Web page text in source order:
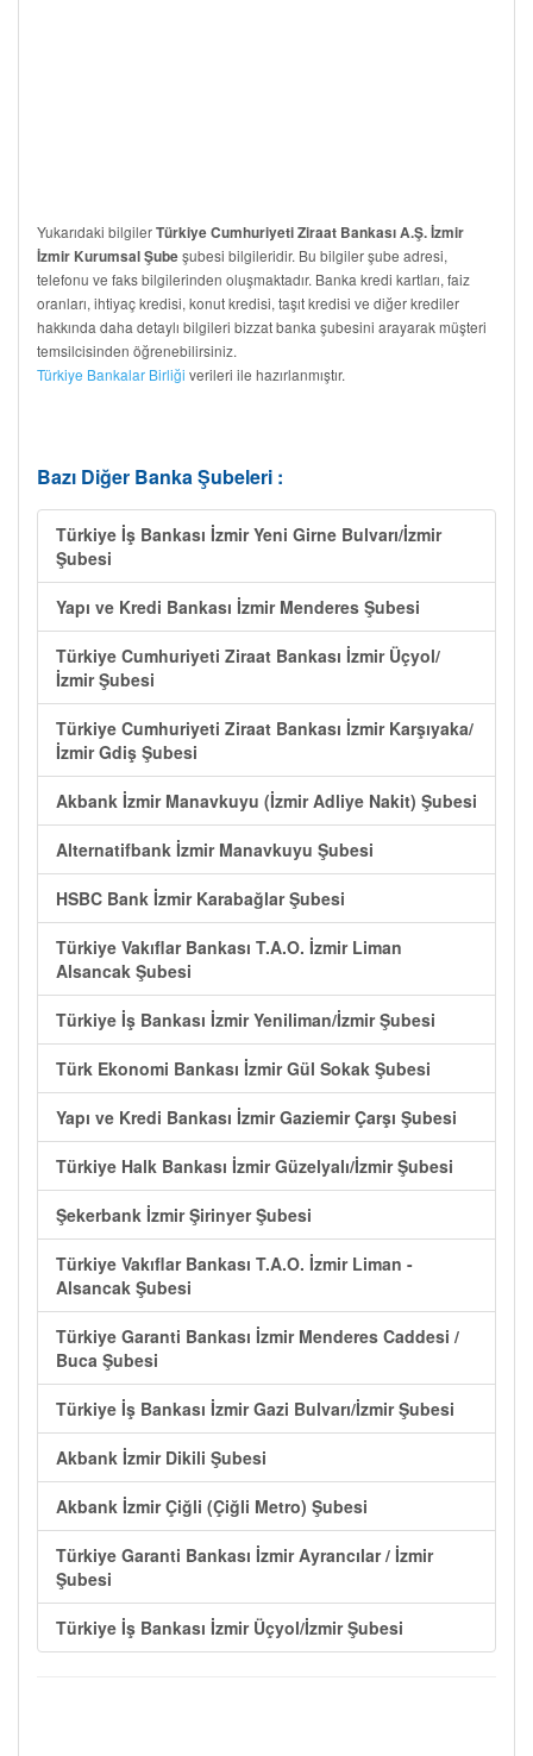
Yukarıdaki bilgilerTürkiye Cumhuriyeti Ziraat Bankası A.Ş. İzmir
İzmir Kurumsal Şubeşubesi bilgileridir. Bu bilgiler şube adresi,
telefonu ve faks bilgilerinden oluşmaktadır. Banka kredi kartları, faiz
oranları, ihtiyaç kredisi, konut kredisi, taşıt kredisi ve diğer krediler
hakkında daha detaylı bilgileri bizzat banka şubesini arayarak müşteri
temsilcisinden öğrenebilirsiniz.
Türkiye Bankalar Birliği verileri ile hazırlanmıştır.
Bazı Diğer Banka Şubeleri :
Türkiye İş Bankası İzmir Yeni Girne Bulvarı/İzmir
Şubesi
Yapı ve Kredi Bankası İzmir Menderes Şubesi
Türkiye Cumhuriyeti Ziraat Bankası İzmir Üçyol/
İzmir Şubesi
Türkiye Cumhuriyeti Ziraat Bankası İzmir Karşıyaka/
İzmir Gdiş Şubesi
Akbank İzmir Manavkuyu (İzmir Adliye Nakit) Şubesi
Alternatifbank İzmir Manavkuyu Şubesi
HSBC Bank İzmir Karabağlar Şubesi
Türkiye Vakıflar Bankası T.A.O. İzmir Liman
Alsancak Şubesi
Türkiye İş Bankası İzmir Yeniliman/İzmir Şubesi
Türk Ekonomi Bankası İzmir Gül Sokak Şubesi
Yapı ve Kredi Bankası İzmir Gaziemir Çarşı Şubesi
Türkiye Halk Bankası İzmir Güzelyalı/İzmir Şubesi
Şekerbank İzmir Şirinyer Şubesi
Türkiye Vakıflar Bankası T.A.O. İzmir Liman -
Alsancak Şubesi
Türkiye Garanti Bankası İzmir Menderes Caddesi /
Buca Şubesi
Türkiye İş Bankası İzmir Gazi Bulvarı/İzmir Şubesi
Akbank İzmir Dikili Şubesi
Akbank İzmir Çiğli (Çiğli Metro) Şubesi
Türkiye Garanti Bankası İzmir Ayrancılar / İzmir
Şubesi
Türkiye İş Bankası İzmir Üçyol/İzmir Şubesi